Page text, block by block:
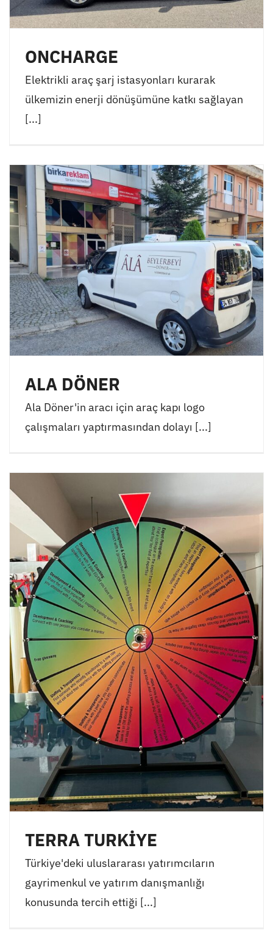
ONCHARGE
Elektrikli araç şarj istasyonları kurarak
ülkemizin enerji dönüşümüne katkı sağlayan
[...]
ALA DÖNER
Ala Döner'in aracı için araç kapı logo
çalışmaları yaptırmasından dolayı [...]
TERRA TURKİYE
Türkiye'deki uluslararası yatırımcıların
gayrimenkul ve yatırım danışmanlığı
konusunda tercih ettiği [...]